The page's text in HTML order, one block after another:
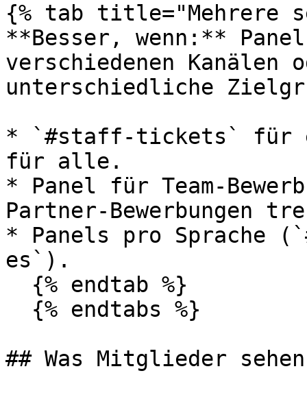
{% tab title="Mehrere
**Besser, wenn:**
verschiedenen
unterschiedliche
* `#staff-tickets` für
für alle.
* Panel für Team-
Partner-Bewerbungen
* Panels pro Sprache
es`).
## Was Mitglieder sehen